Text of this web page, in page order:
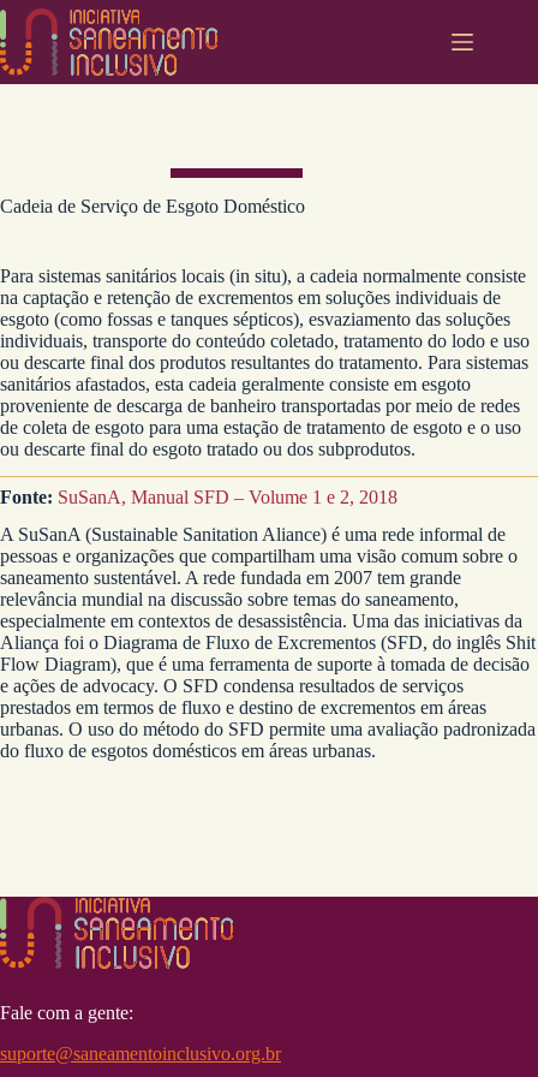
Pular
o
conteúdo
Cadeia de Serviço de Esgoto Doméstico
Para sistemas sanitários locais (in situ), a cadeia normalmente consiste
na captação e retenção de excrementos em soluções individuais de
esgoto (como fossas e tanques sépticos), esvaziamento das soluções
individuais, transporte do conteúdo coletado, tratamento do lodo e uso
ou descarte final dos produtos resultantes do tratamento. Para sistemas
sanitários afastados, esta cadeia geralmente consiste em esgoto
proveniente de descarga de banheiro transportadas por meio de redes
de coleta de esgoto para uma estação de tratamento de esgoto e o uso
ou descarte final do esgoto tratado ou dos subprodutos.
Fonte: SuSanA, Manual SFD – Volume 1 e 2, 2018
A SuSanA (Sustainable Sanitation Aliance) é uma rede informal de
pessoas e organizações que compartilham uma visão comum sobre o
saneamento sustentável. A rede fundada em 2007 tem grande
relevância mundial na discussão sobre temas do saneamento,
especialmente em contextos de desassistência. Uma das iniciativas da
Aliança foi o Diagrama de Fluxo de Excrementos (SFD, do inglês Shit
Flow Diagram), que é uma ferramenta de suporte à tomada de decisão
e ações de advocacy. O SFD condensa resultados de serviços
prestados em termos de fluxo e destino de excrementos em áreas
urbanas. O uso do método do SFD permite uma avaliação padronizada
do fluxo de esgotos domésticos em áreas urbanas.
Fale com a gente:
suporte@saneamentoinclusivo.org.br